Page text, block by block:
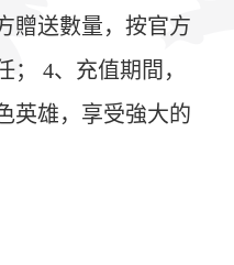
贈送數量，按官方
4、充值期間，
英雄，享受強大的